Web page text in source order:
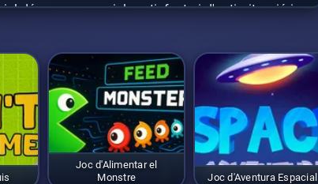
dóna pas a un cicle satisfactori d'optimització i
que recompensa la inversió intel·ligent i et
disponibles i maximitzar els teusingressos
Joc d'Alimentar el
Monstre
Joc d'Aventura Espacial